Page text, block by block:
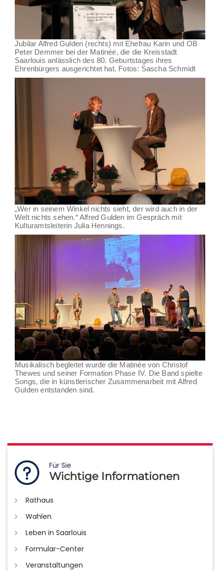
Jubilar Alfred Gulden (rechts) mit Ehefrau Karin und OB
Peter Demmer bei der Matinée, die die Kreisstadt
Saarlouis anlässlich des 80. Geburtstages ihres
Ehrenbürgers ausgerichtet hat. Fotos: Sascha Schmidt
„Wer in seinem Winkel nichts sieht, der wird auch in der
Welt nichts sehen.“ Alfred Gulden im Gespräch mit
Kulturamtsleiterin Julia Hennings.
Musikalisch begleitet wurde die Matinée von Christof
Thewes und seiner Formation Phase IV. Die Band spielte
Songs, die in künstlerischer Zusammenarbeit mit Alfred
Gulden entstanden sind.
Für Sie
Wichtige Informationen
Rathaus
Wahlen
Leben in Saarlouis
Formular-Center
Veranstaltungen